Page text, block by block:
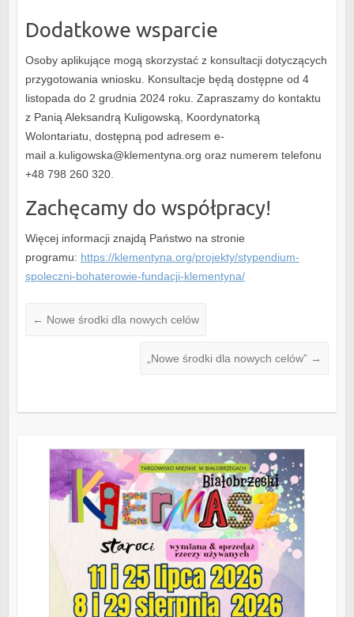
Dodatkowe wsparcie
Osoby aplikujące mogą skorzystać z konsultacji dotyczących
przygotowania wniosku. Konsultacje będą dostępne od 4
listopada do 2 grudnia 2024 roku. Zapraszamy do kontaktu
z Panią Aleksandrą Kuligowską, Koordynatorką
Wolontariatu, dostępną pod adresem e-
mail a.kuligowska@klementyna.org oraz numerem telefonu
+48 798 260 320.
Zachęcamy do współpracy!
Więcej informacji znajdą Państwo na stronie
programu: https://klementyna.org/projekty/stypendium-
spoleczni-bohaterowie-fundacji-klementyna/
← Nowe środki dla nowych celów
„Nowe środki dla nowych celów” →